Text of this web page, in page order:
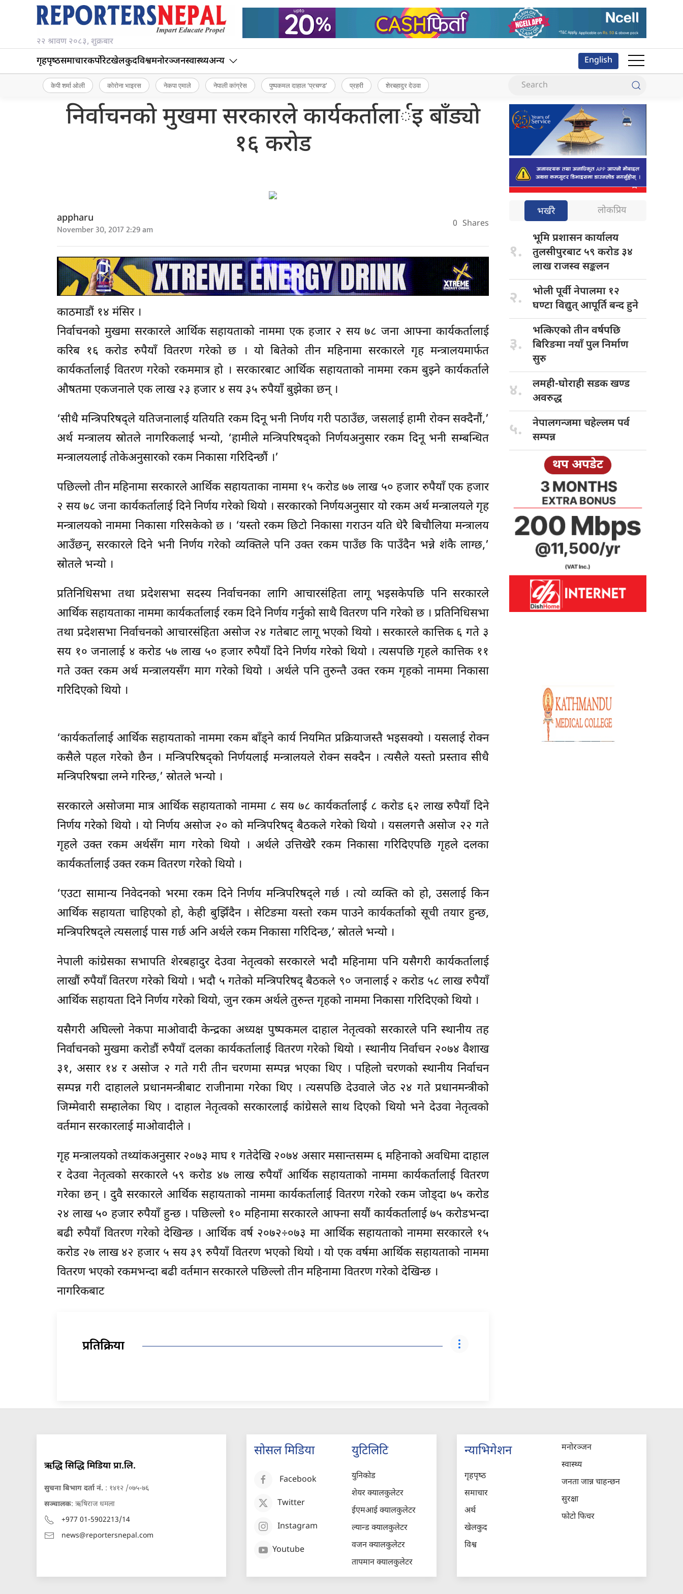
२२ श्रावण २०८३, शुक्रबार
गृहपृष्‍ठसमाचारकर्पोरेटखेलकुदविश्वमनोरञ्जनस्वास्थ्यअन्य English
केपी शर्मा ओली कोरोना भाइरस नेकपा एमाले नेपाली कांग्रेस पुष्पकमल दाहाल ‘प्रचण्ड’ प्रहरी शेरबहादुर देउवा
निर्वाचनकाे मुखमा सरकारले कार्यकर्तालार्इ बाँड्याे
१६ कराेड
appharu
November 30, 2017 2:29 am 0 Shares
काठमाडौं १४ मंसिर ।
निर्वाचनको मुखमा सरकारले आर्थिक सहायताको नाममा एक हजार २ सय ७८ जना आफ्ना कार्यकर्तालाई
करिब १६ करोड रुपैयाँ वितरण गरेको छ । यो बितेको तीन महिनामा सरकारले गृह मन्त्रालयमार्फत
कार्यकर्तालाई वितरण गरेको रकममात्र हो । सरकारबाट आर्थिक सहायताको नाममा रकम बुझ्ने कार्यकर्ताले
औषतमा एकजनाले एक लाख २३ हजार ४ सय ३५ रुपैयाँ बुझेका छन् ।
‘सीधै मन्त्रिपरिषद्ले यतिजनालाई यतियति रकम दिनू भनी निर्णय गरी पठाउँछ, जसलाई हामी रोक्न सक्दैनौं,’
अर्थ मन्त्रालय स्रोतले नागरिकलाई भन्यो, ‘हामीले मन्त्रिपरिषद्को निर्णयअनुसार रकम दिनू भनी सम्बन्धित
मन्त्रालयलाई तोकेअनुसारको रकम निकासा गरिदिन्छौं ।’
पछिल्लो तीन महिनामा सरकारले आर्थिक सहायताका नाममा १५ करोड ७७ लाख ५० हजार रुपैयाँ एक हजार
२ सय ७८ जना कार्यकर्तालाई दिने निर्णय गरेको थियो । सरकारको निर्णयअनुसार यो रकम अर्थ मन्त्रालयले गृह
मन्त्रालयको नाममा निकासा गरिसकेको छ । ‘यस्तो रकम छिटो निकासा गराउन यति धेरै बिचौलिया मन्त्रालय
आउँछन्, सरकारले दिने भनी निर्णय गरेको व्यक्तिले पनि उक्त रकम पाउँछ कि पाउँदैन भन्ने शंकै लाग्छ,’
स्रोतले भन्यो ।
प्रतिनिधिसभा तथा प्रदेशसभा सदस्य निर्वाचनका लागि आचारसंहिता लागू भइसकेपछि पनि सरकारले
आर्थिक सहायताका नाममा कार्यकर्तालाई रकम दिने निर्णय गर्नुको साथै वितरण पनि गरेको छ । प्रतिनिधिसभा
तथा प्रदेशसभा निर्वाचनको आचारसंहिता असोज २४ गतेबाट लागू भएको थियो । सरकारले कात्तिक ६ गते ३
सय १० जनालाई ४ करोड ५७ लाख ५० हजार रुपैयाँ दिने निर्णय गरेको थियो । त्यसपछि गृहले कात्तिक ११
गते उक्त रकम अर्थ मन्त्रालयसँग माग गरेको थियो । अर्थले पनि तुरुन्तै उक्त रकम गृहको नाममा निकासा
गरिदिएको थियो ।
‘कार्यकर्तालाई आर्थिक सहायताको नाममा रकम बाँड्ने कार्य नियमित प्रक्रियाजस्तै भइसक्यो । यसलाई रोक्न
कसैले पहल गरेको छैन । मन्त्रिपरिषद्को निर्णयलाई मन्त्रालयले रोक्न सक्दैन । त्यसैले यस्तो प्रस्ताव सीधै
मन्त्रिपरिषद्मा लग्ने गरिन्छ,’ स्रोतले भन्यो ।
सरकारले असोजमा मात्र आर्थिक सहायताको नाममा ८ सय ७८ कार्यकर्तालाई ८ करोड ६२ लाख रुपैयाँ दिने
निर्णय गरेको थियो । यो निर्णय असोज २० को मन्त्रिपरिषद् बैठकले गरेको थियो । यसलगत्तै असोज २२ गते
गृहले उक्त रकम अर्थसँग माग गरेको थियो । अर्थले उत्तिखेरै रकम निकासा गरिदिएपछि गृहले दलका
कार्यकर्तालाई उक्त रकम वितरण गरेको थियो ।
‘एउटा सामान्य निवेदनको भरमा रकम दिने निर्णय मन्त्रिपरिषद्ले गर्छ । त्यो व्यक्ति को हो, उसलाई किन
आर्थिक सहायता चाहिएको हो, केही बुझिँदैन । सेटिङमा यस्तो रकम पाउने कार्यकर्ताको सूची तयार हुन्छ,
मन्त्रिपरिषद्ले त्यसलाई पास गर्छ अनि अर्थले रकम निकासा गरिदिन्छ,’ स्रोतले भन्यो ।
नेपाली कांग्रेसका सभापति शेरबहादुर देउवा नेतृत्वको सरकारले भदौ महिनामा पनि यसैगरी कार्यकर्तालाई
लाखौं रुपैयाँ वितरण गरेको थियो । भदौ ५ गतेको मन्त्रिपरिषद् बैठकले ९० जनालाई २ करोड ५८ लाख रुपैयाँ
आर्थिक सहायता दिने निर्णय गरेको थियो, जुन रकम अर्थले तुरुन्त गृहको नाममा निकासा गरिदिएको थियो ।
यसैगरी अघिल्लो नेकपा माओवादी केन्द्रका अध्यक्ष पुष्पकमल दाहाल नेतृत्वको सरकारले पनि स्थानीय तह
निर्वाचनको मुखमा करोडौं रुपैयाँ दलका कार्यकर्तालाई वितरण गरेको थियो । स्थानीय निर्वाचन २०७४ वैशाख
३१, असार १४ र असोज २ गते गरी तीन चरणमा सम्पन्न भएका थिए । पहिलो चरणको स्थानीय निर्वाचन
सम्पन्न गरी दाहालले प्रधानमन्त्रीबाट राजीनामा गरेका थिए । त्यसपछि देउवाले जेठ २४ गते प्रधानमन्त्रीको
जिम्मेवारी सम्हालेका थिए । दाहाल नेतृत्वको सरकारलाई कांग्रेसले साथ दिएको थियो भने देउवा नेतृत्वको
वर्तमान सरकारलाई माओवादीले ।
गृह मन्त्रालयको तथ्यांकअनुसार २०७३ माघ १ गतेदेखि २०७४ असार मसान्तसम्म ६ महिनाको अवधिमा दाहाल
र देउवा नेतृत्वको सरकारले ५९ करोड ४७ लाख रुपैयाँ आर्थिक सहायताको नाममा कार्यकर्तालाई वितरण
गरेका छन् । दुवै सरकारले आर्थिक सहायताको नाममा कार्यकर्तालाई वितरण गरेको रकम जोड्दा ७५ करोड
२४ लाख ५० हजार रुपैयाँ हुन्छ । पछिल्लो १० महिनामा सरकारले आफ्ना सयौं कार्यकर्तालाई ७५ करोडभन्दा
बढी रुपैयाँ वितरण गरेको देखिन्छ । आर्थिक वर्ष २०७२÷०७३ मा आर्थिक सहायताको नाममा सरकारले १५
करोड २७ लाख ४२ हजार ५ सय ३९ रुपैयाँ वितरण भएको थियो । यो एक वर्षमा आर्थिक सहायताको नाममा
वितरण भएको रकमभन्दा बढी वर्तमान सरकारले पछिल्लो तीन महिनामा वितरण गरेको देखिन्छ ।
नागरिकबाट
प्रतिक्रिया
भर्खरै लोकप्रिय
१.
भूमि प्रशासनकार्यालय
तुलसीपुरबाट ५९ करोड ३४
लाख राजस्व सङ्कलन
२. भोली पूर्वीनेपालमा १२
घण्टा विद्युत् आपूर्ति बन्द हुने
३.
भत्किएको तीनवर्षपछि
बिरिङमा नयाँ पुल निर्माण
सुरु
४. लमही-घोराही सडकखण्ड
अवरुद्ध
५. नेपालगन्जमा चहेल्लमपर्व
सम्पन्न
थप अपडेट
ऋद्धि सिद्धि मिडिया प्रा.लि.
सुचना बिभाग दर्ता नं. : १४१२ /०७५-७६
सञ्चालक: ऋषिराज धमला
+977 01-5902213/14
news@reportersnepal.com
सोसल मिडिया
Facebook
Twitter
Instagram
Youtube
युटिलिटि
युनिकोड
शेयर क्यालकुलेटर
ईएमआई क्यालकुलेटर
ल्यान्ड क्यालकुलेटर
वजन क्यालकुलेटर
तापमान क्यालकुलेटर
न्याभिगेशन
गृहपृष्‍ठ
समाचार
अर्थ
खेलकुद
विश्व
मनोरञ्जन
स्वास्थ्य
जनता जान्न चाहन्छन
सुरक्षा
फोटो फिचर